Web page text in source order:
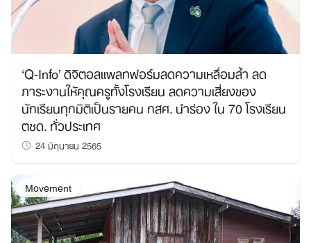
‘Q-Info’ ดิจิตอลแพลทฟอร์มลดความเหลื่อมล้ำ ลด
ภาระงานให้คุณครูทั้งโรงเรียน ลดความเสี่ยงของ
นักเรียนทุกมิติเป็นรายคน กสศ. นำร่อง ใน 70 โรงเรียน
ตชด. ทั่วประเทศ
24 มิถุนายน 2565
Movement